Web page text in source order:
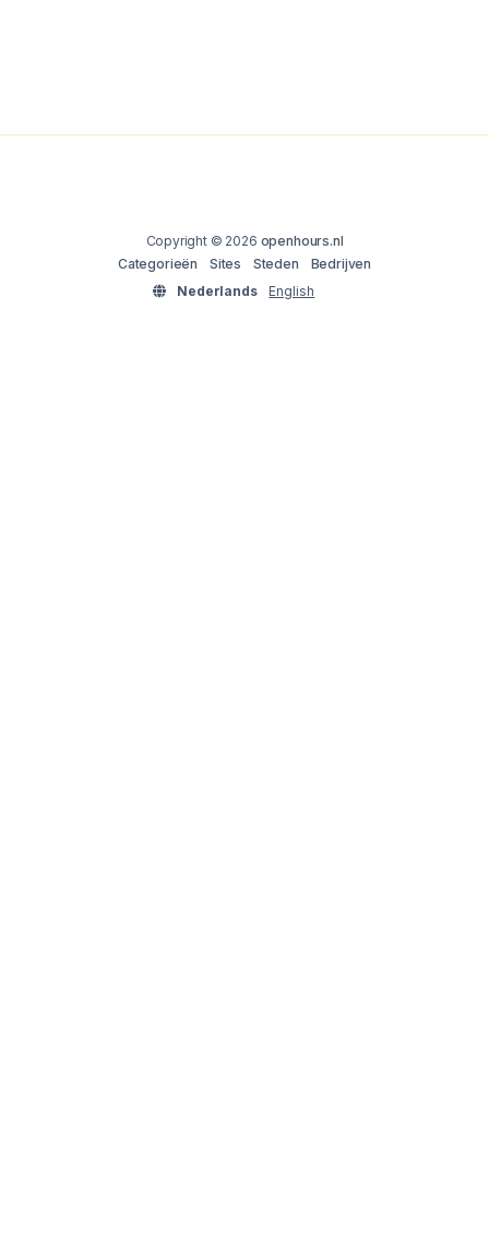
Copyright © 2026 openhours.nl
Categorieën
Sites Steden
Bedrijven
Nederlands
English